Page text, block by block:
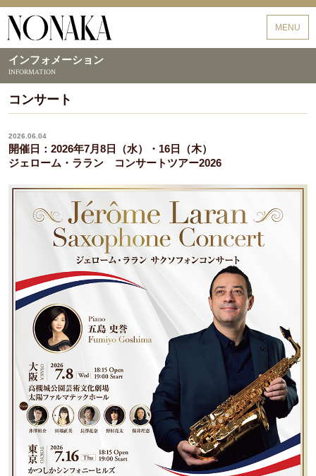
MENU
インフォメーション
INFORMATION
コンサート
2026.06.04
開催日：2026年7月8日（水）・16日（木）
ジェローム・ララン コンサートツアー2026